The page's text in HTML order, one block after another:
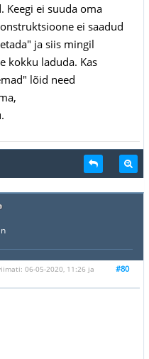
Keegi ei suuda oma
ei saadud
ja siis mingil
kokku laduda. Kas
lõid need
#80
06-05-2020, 11:26 ja